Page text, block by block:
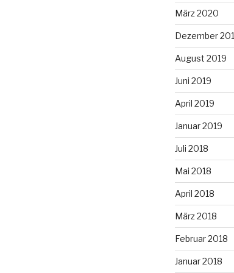
März 2020
Dezember
August 2019
Juni 2019
April 2019
Januar 2019
Juli 2018
Mai 2018
April 2018
März 2018
Februar 2018
Januar 2018